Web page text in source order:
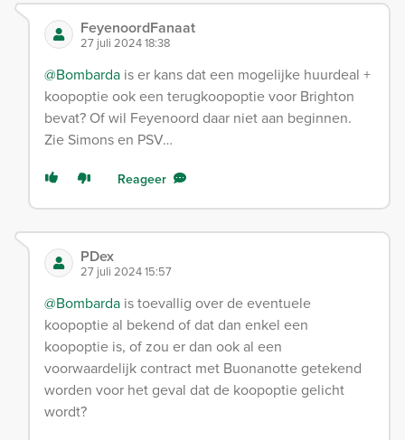
FeyenoordFanaat
27 juli 2024 18:38
@Bombarda is er kans dat een mogelijke huurdeal +
koopoptie ook een terugkoopoptie voor Brighton
bevat? Of wil Feyenoord daar niet aan beginnen.
Zie Simons en PSV…
Reageer
PDex
27 juli 2024 15:57
@Bombarda is toevallig over de eventuele
koopoptie al bekend of dat dan enkel een
koopoptie is, of zou er dan ook al een
voorwaardelijk contract met Buonanotte getekend
worden voor het geval dat de koopoptie gelicht
wordt?